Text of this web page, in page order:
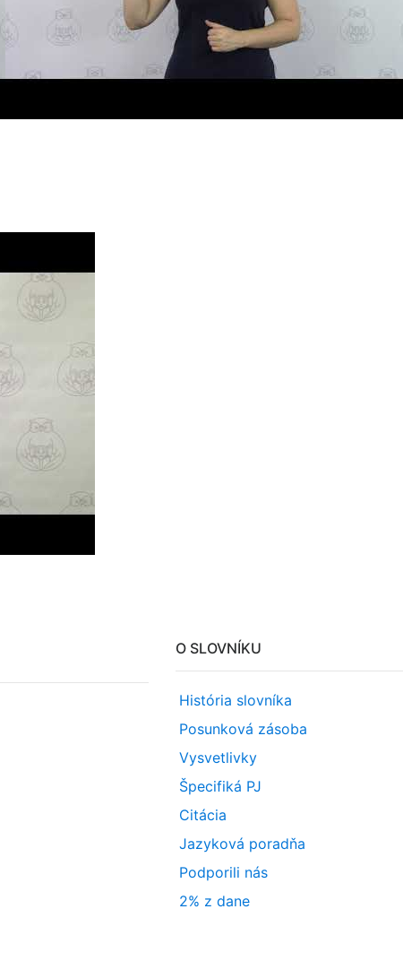
O SLOVNÍKU
História slovníka
Posunková zásoba
Vysvetlivky
Špecifiká PJ
Citácia
Jazyková poradňa
Podporili nás
2% z dane